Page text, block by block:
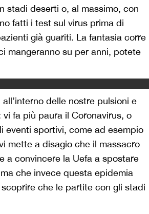
stadi deserti o, al massimo, con
fatti i test sul virus prima di
già guariti. La fantasia corre
mangeranno su per anni, potete
delle nostre pulsioni e
fa più paura il Coronavirus, o
eventi sportivi, come ad esempio
mette a disagio che il massacro
a convincere la Uefa a spostare
che invece questa epidemia
che le partite con gli stadi